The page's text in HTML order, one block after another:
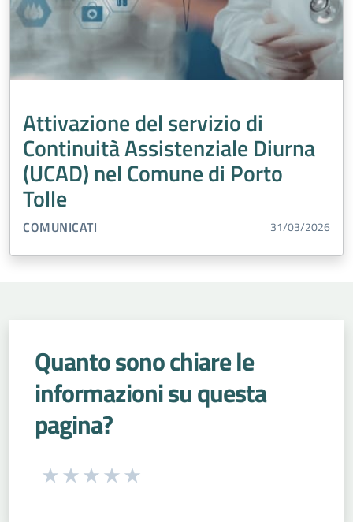
Attivazione del servizio di
Continuità Assistenziale Diurna
(UCAD) nel Comune di Porto
Tolle
TIPO CONTENUTO:
COMUNICATI 31/03/2026
Quanto sono chiare le
informazioni su questa
pagina?
Seleziona una valutazione da 1 a 5 stelle